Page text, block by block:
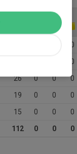
0
0
26 0 0 0
19 0 0 0
15 0 0 0
112 0 0 0